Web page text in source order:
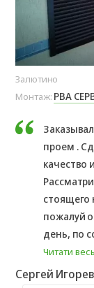
Залютино
Монтаж: РВА
проем .
качество
стоящего
пожалуй
день, по
Читати
Сергей